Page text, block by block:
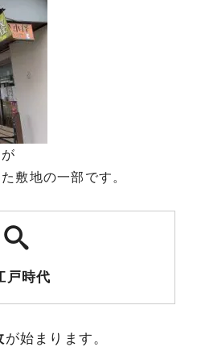
敷地の一部です。
戸時代
が始まります。